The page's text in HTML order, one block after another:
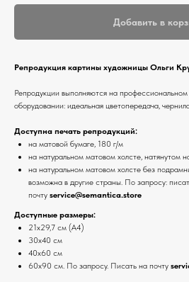
Добавить в
Репродукция картины художницы Ольги
Репродукции выполняются на
оборудовании: идеальная цветопередача,
Доступна печать репродукций:
на матовой бумаге, 180 г/м
на натуральном матовом холсте, натянутом
на натуральном матовом холсте без
возможна в другие страны. По запросу:
почту service@semantica.store
Доступные размеры:
21х29,7 см (А4)
30х40 см
40х60 см
60х90 см. По запросу. Писать на почту